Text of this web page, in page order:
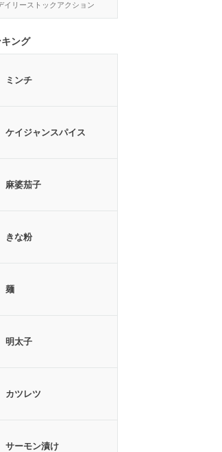
イリーストックアクション
ング
ミンチ
ケイジャンスパイス
麻婆茄子
きな粉
麺
明太子
カツレツ
サーモン漬け